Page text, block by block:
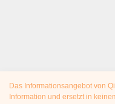
Das Informationsangebot von
Information und ersetzt in